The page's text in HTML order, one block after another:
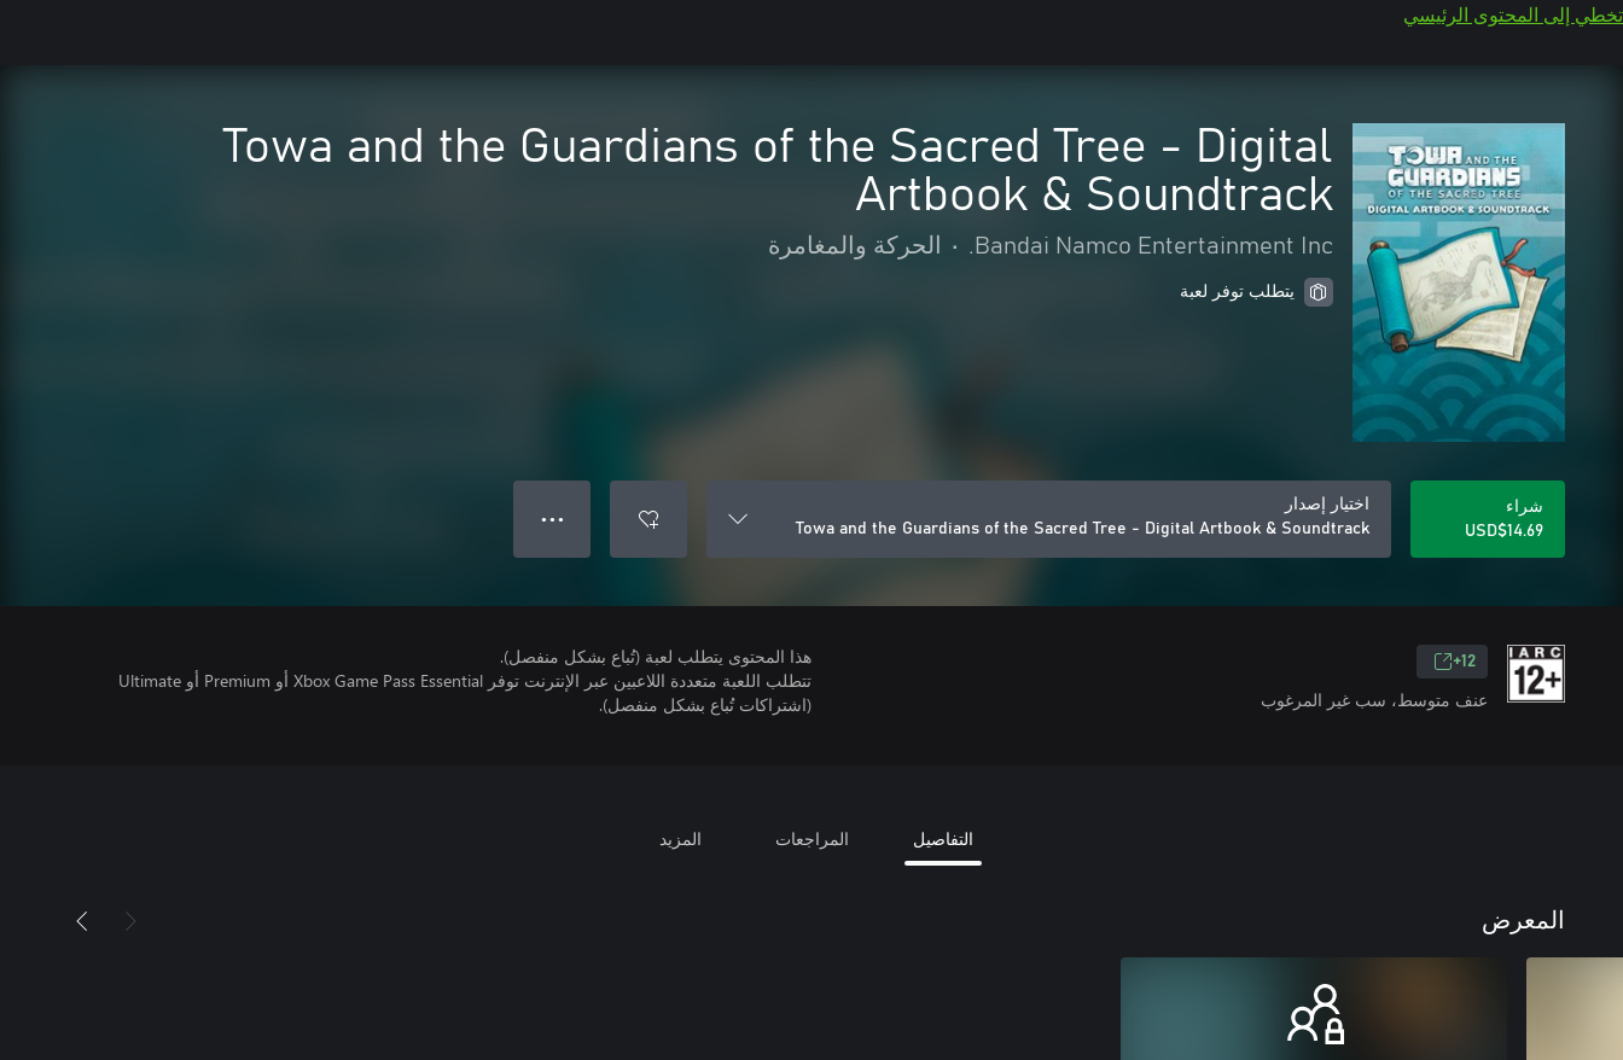
تخطي إلى المحتوى الرئيسي
Towa and the Guardians of the Sacred Tree - Digital
Artbook & Soundtrack
Bandai Namco Entertainment Inc.
• الحركة والمغامرة
يتطلب توفر لعبة
شراء
USD$14.69
اختيار إصدار
Towa and the Guardians of the Sacred Tree - Digital Artbook & Soundtrack
● ● ●
12+
عنف متوسط، سب غير المرغوب
هذا المحتوى يتطلب لعبة (تُباع بشكل منفصل).
تتطلب اللعبة متعددة اللاعبين عبر الإنترنت توفر Xbox Game Pass Essential أو Premium أو Ultimate
(اشتراكات تُباع بشكل منفصل).
التفاصيل المراجعات المزيد
المعرض